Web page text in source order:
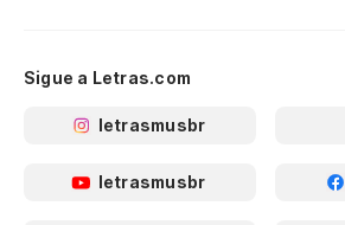
Sigue a Letras.com
letrasmusbr
letrasmusbr